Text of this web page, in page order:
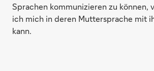
Sprachen kommunizieren zu können,
ich mich in deren Muttersprache mit
kann.